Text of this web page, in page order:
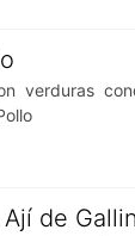
verduras
de